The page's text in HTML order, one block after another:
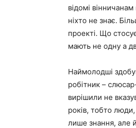
відомі
ніхто не знає.
проекті. Що
мають не одну а
Наймолодші
робітник –
вирішили не
років, тобто люди,
лише знання, але